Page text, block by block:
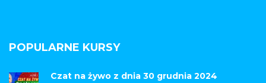
POPULARNE KURSY
Czat na żywo z dnia 30 grudnia 2024